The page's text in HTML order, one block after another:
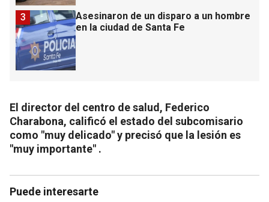
Asesinaron de un disparo a un hombre
en la ciudad de Santa Fe
3
El director del centro de salud, Federico
Charabona, calificó el estado del subcomisario
como "muy delicado" y precisó que la lesión es
"muy importante" .
Puede interesarte